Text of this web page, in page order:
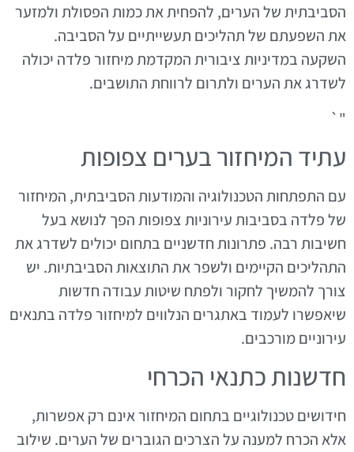
הסביבתית של הערים, להפחית את כמות הפסולת ולמזער
את השפעתם של תהליכים תעשייתיים על הסביבה.
השקעה במדיניות ציבורית המקדמת מיחזור פלדה יכולה
לשדרג את הערים ולתרום לרווחת התושבים.
"`
עתיד המיחזור בערים צפופות
עם התפתחות הטכנולוגיה והמודעות הסביבתית, המיחזור
של פלדה בסביבות עירוניות צפופות הפך לנושא בעל
חשיבות רבה. פתרונות חדשניים בתחום יכולים לשדרג את
התהליכים הקיימים ולשפר את התוצאות הסביבתיות. יש
צורך להמשיך לחקור ולפתח שיטות עבודה חדשות
שיאפשרו לעמוד באתגרים הנלווים למיחזור פלדה בתנאים
עירוניים מורכבים.
חדשנות כתנאי הכרחי
חידושים טכנולוגיים בתחום המיחזור אינם רק אפשרות,
אלא הכרח למענה על הצרכים הגוברים של הערים. שילוב